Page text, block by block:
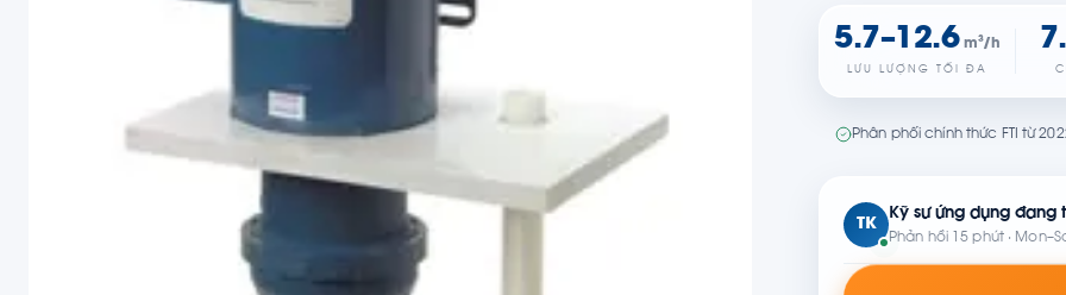
5.7–12.6 m³/h
LƯU LƯỢNG TỐI ĐA
Phân phối chính thức FTI từ
TK
Kỹ sư ứng dụng đang
Phản hồi 15 phút ·